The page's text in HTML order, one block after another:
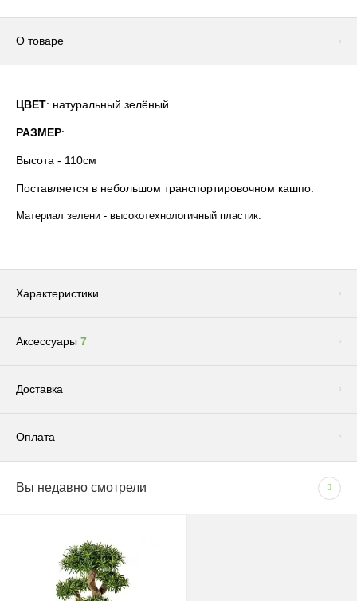
О товаре
ЦВЕТ: натуральный зелёный
РАЗМЕР:
Высота - 110см
Поставляется в небольшом транспортировочном кашпо.
Материал зелени - высокотехнологичный пластик.
Характеристики
Аксессуары 7
Грунт "Эффект" универсальный для всех видов растений 5л
Доставка
Доставка — 1–2 рабочих дня после оформления
заказа; при безналичной оплате — после поступления
средств на счёт.
Оплата
СПОСОБЫ ОПЛАТЫ
- Безналичным способом на основании счета
Вы недавно смотрели